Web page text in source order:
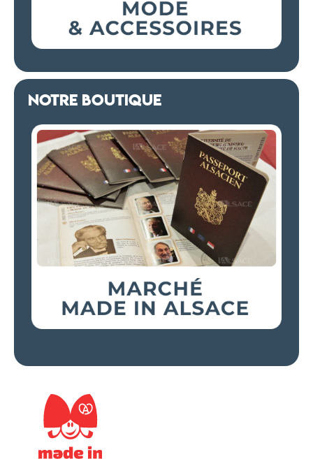
NOTRE BOUTIQUE